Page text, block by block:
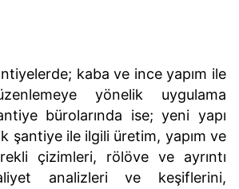
kaba ve ince yapım ile
yönelik uygulama
bürolarında ise; yeni yapı
şantiye ile ilgili üretim, yapım ve
çizimleri, rölöve ve ayrıntı
analizleri ve keşiflerini,